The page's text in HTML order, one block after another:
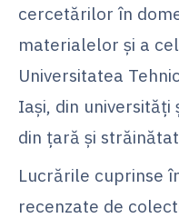
cercetărilor în
materialelor şi a
Universitatea
Iaşi, din
din ţară şi
Lucrările cuprinse
recenzate de